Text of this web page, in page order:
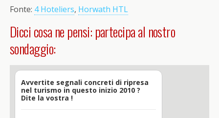
Fonte: 4 Hoteliers, Horwath HTL
Dicci cosa ne pensi: partecipa al nostro
sondaggio:
Avvertite segnali concreti di ripresa
nel turismo in questo inizio 2010 ?
Dite la vostra !